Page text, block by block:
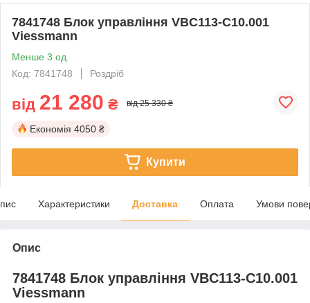
7841748 Блок управління VBC113-C10.001
Viessmann
Менше 3 од.
Код: 7841748
Роздріб
від 21 280 ₴ від 25 330 ₴
Економія 4050 ₴
Купити
Характеристики Доставка Оплата Умови
Опис
7841748 Блок управління VBC113-C10.001
Viessmann